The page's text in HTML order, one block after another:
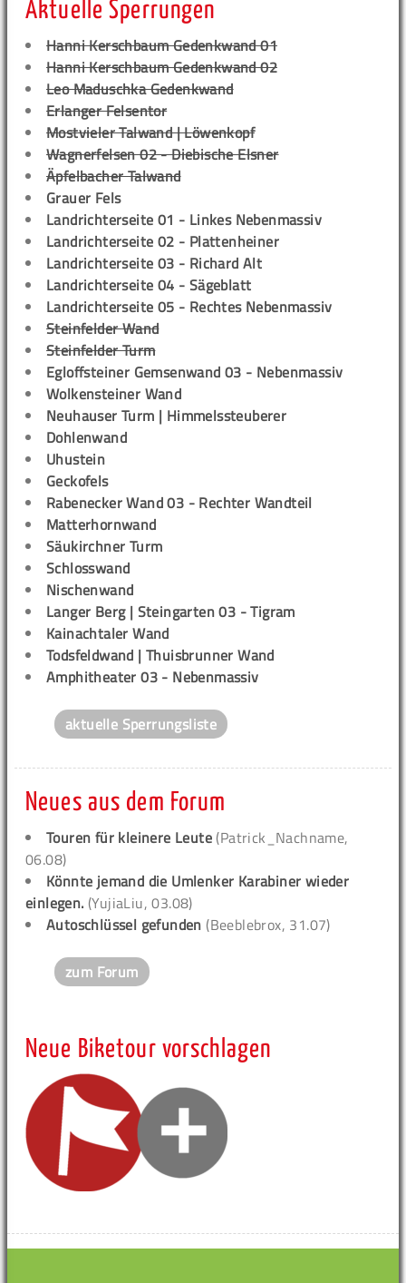
Aktuelle Sperrungen
Hanni Kerschbaum Gedenkwand 01
Hanni Kerschbaum Gedenkwand 02
Leo Maduschka Gedenkwand
Erlanger Felsentor
Mostvieler Talwand | Löwenkopf
Wagnerfelsen 02 - Diebische Elsner
Äpfelbacher Talwand
Grauer Fels
Landrichterseite 01 - Linkes Nebenmassiv
Landrichterseite 02 - Plattenheiner
Landrichterseite 03 - Richard Alt
Landrichterseite 04 - Sägeblatt
Landrichterseite 05 - Rechtes Nebenmassiv
Steinfelder Wand
Steinfelder Turm
Egloffsteiner Gemsenwand 03 - Nebenmassiv
Wolkensteiner Wand
Neuhauser Turm | Himmelssteuberer
Dohlenwand
Uhustein
Geckofels
Rabenecker Wand 03 - Rechter Wandteil
Matterhornwand
Säukirchner Turm
Schlosswand
Nischenwand
Langer Berg | Steingarten 03 - Tigram
Kainachtaler Wand
Todsfeldwand | Thuisbrunner Wand
Amphitheater 03 - Nebenmassiv
aktuelle Sperrungsliste
Neues aus dem Forum
Touren für kleinere Leute (Patrick_Nachname,
06.08)
Könnte jemand die Umlenker Karabiner wieder
einlegen. (YujiaLiu, 03.08)
Autoschlüssel gefunden (Beeblebrox, 31.07)
zum Forum
Neue Biketour vorschlagen